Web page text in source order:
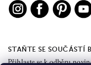
STAŇTE SE SOUČÁSTÍ
Přihlaste se k odběru